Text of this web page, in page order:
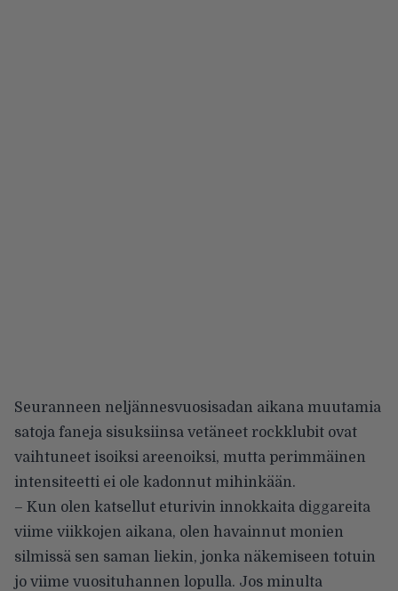
Seuranneen neljännesvuosisadan aikana muutamia
satoja faneja sisuksiinsa vetäneet rockklubit ovat
vaihtuneet isoiksi areenoiksi, mutta perimmäinen
intensiteetti ei ole kadonnut mihinkään.
– Kun olen katsellut eturivin innokkaita diggareita
viime viikkojen aikana, olen havainnut monien
silmissä sen saman liekin, jonka näkemiseen totuin
jo viime vuosituhannen lopulla. Jos minulta